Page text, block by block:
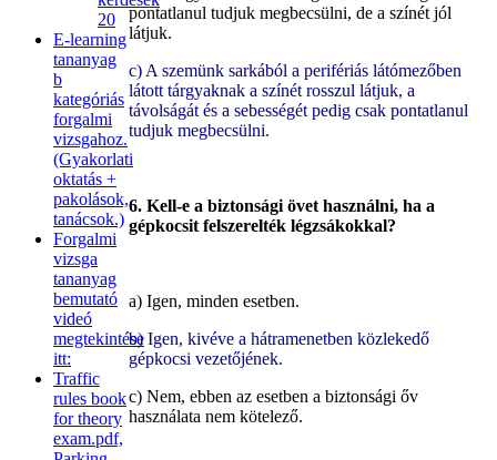
pontatlanul tudjuk megbecsülni, de a színét jól
látjuk.
c) A szemünk sarkából a perifériás látómezőben
látott tárgyaknak a színét rosszul látjuk, a
távolságát és a sebességét pedig csak pontatlanul
tudjuk megbecsülni.
6. Kell-e a biztonsági övet használni, ha a
gépkocsit felszerelték légzsákokkal?
a) Igen, minden esetben.
b) Igen, kivéve a hátramenetben közlekedő
gépkocsi vezetőjének.
c) Nem, ebben az esetben a biztonsági őv
használata nem kötelező.
20
E-learning
tananyag
b
kategóriás
forgalmi
vizsgahoz.
(Gyakorlati
oktatás +
pakolások,
tanácsok.)
Forgalmi
vizsga
tananyag
bemutató
videó
megtekintése
itt:
Traffic
rules book
for theory
exam.pdf,